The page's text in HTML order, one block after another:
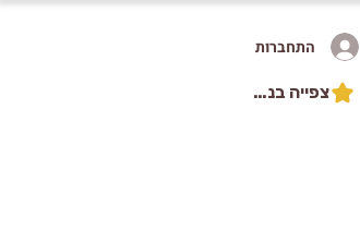
התחברות
צפייה בנקודות